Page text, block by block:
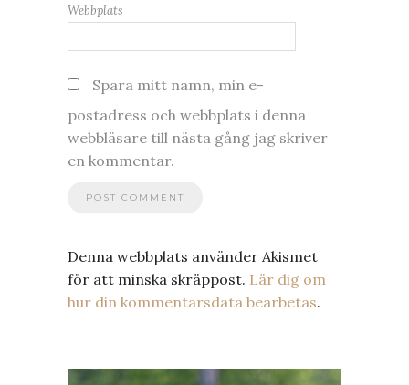
Webbplats
Spara mitt namn, min e-
postadress och webbplats i denna
webbläsare till nästa gång jag skriver
en kommentar.
Denna webbplats använder Akismet
för att minska skräppost. Lär dig om
hur din kommentarsdata bearbetas.